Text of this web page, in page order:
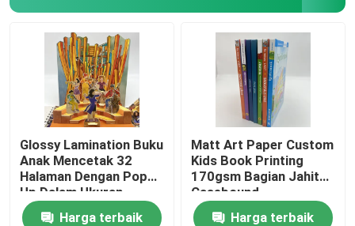
Glossy Lamination Buku
Anak Mencetak 32
Halaman Dengan Pop
Up Dalam Ukuran
8.5x11
Harga terbaik
Matt Art Paper Custom
Kids Book Printing
170gsm Bagian Jahit
Casebound
Harga terbaik